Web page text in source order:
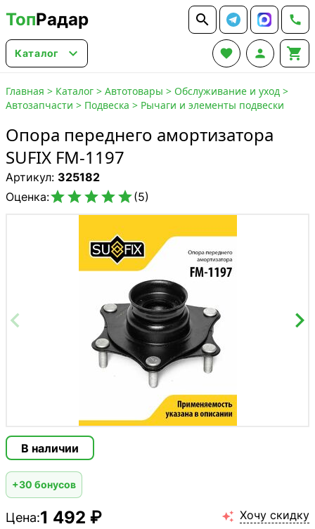
ТопРадар  
Каталог    
Главная > Каталог > Автотовары > Обслуживание и уход >
Автозапчасти > Подвеска > Рычаги и элементы подвески
Опора переднего амортизатора
SUFIX FM-1197
Артикул: 325182
Оценка:(5)
В наличии
+30 бонусов
Цена:1 492 ₽  Хочу скидку